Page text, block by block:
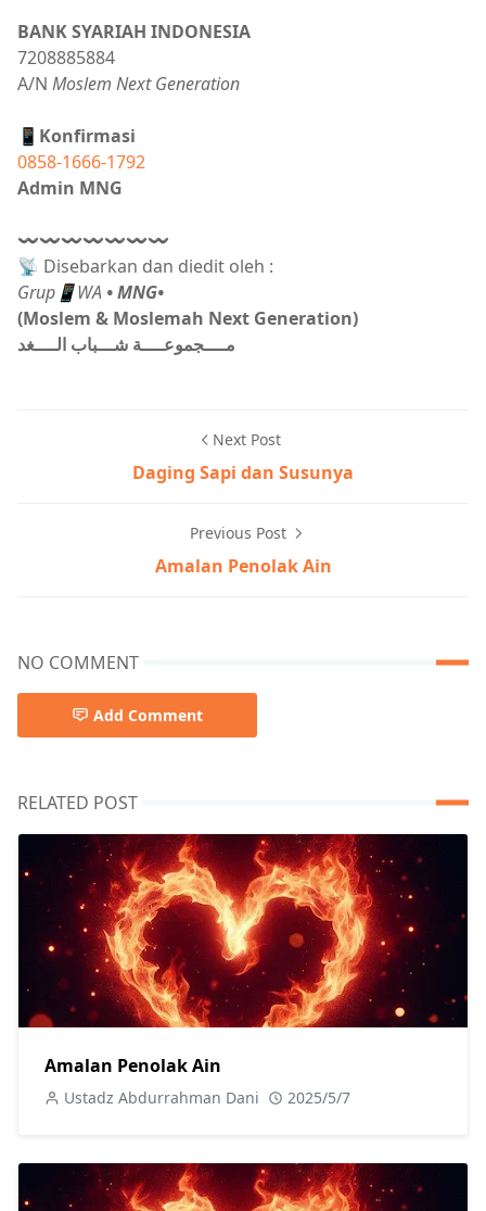
BANK SYARIAH INDONESIA
7208885884
A/N Moslem Next Generation
📱Konfirmasi
0858-1666-1792
Admin MNG
〰〰〰〰〰〰〰
📡 Disebarkan dan diedit oleh :
Grup📱WA • MNG•
(Moslem & Moslemah Next Generation)
مــــجموعــــة شـــباب الــــغد
Next Post
Daging Sapi dan Susunya
Previous Post
Amalan Penolak Ain
NO COMMENT
Add Comment
RELATED POST
Amalan Penolak Ain
Ustadz Abdurrahman Dani 2025/5/7